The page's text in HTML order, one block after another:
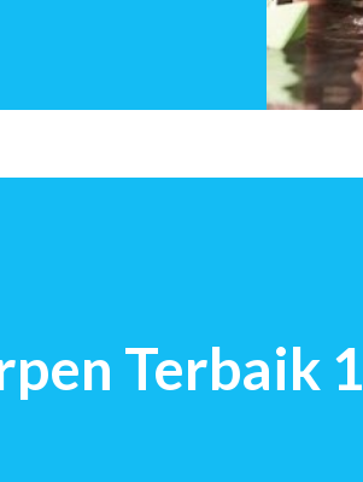
jadi terbersit
SayaTerbaik 1